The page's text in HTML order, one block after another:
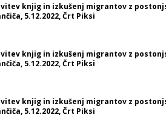
knjig in izkušenj migrantov z
5.12.2022, Črt Piksi
knjig in izkušenj migrantov z
5.12.2022, Črt Piksi
knjig in izkušenj migrantov z
5.12.2022, Črt Piksi